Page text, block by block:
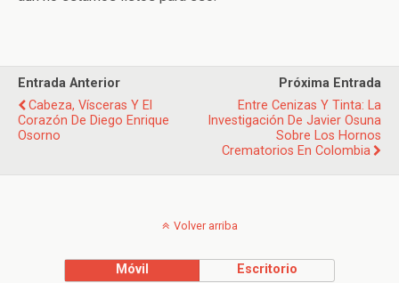
Entrada Anterior
Cabeza, Vísceras Y El
Corazón De Diego Enrique
Osorno
Próxima Entrada
Entre Cenizas Y Tinta: La
Investigación De Javier Osuna
Sobre Los Hornos
Crematorios En Colombia
Volver arriba
Móvil Escritorio